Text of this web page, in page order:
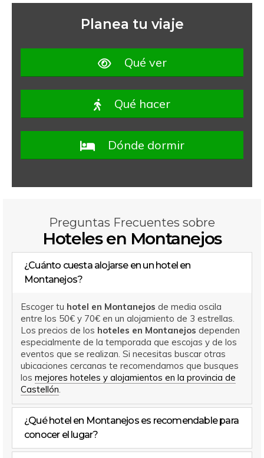
Planea tu viaje
Qué ver
Qué hacer
Dónde dormir
Preguntas Frecuentes sobre
Hoteles en Montanejos
¿Cuánto cuesta alojarse en un hotel en
Montanejos?
Escoger tu hotel en Montanejos de media oscila
entre los 50€ y 70€ en un alojamiento de 3 estrellas.
Los precios de los hoteles en Montanejos dependen
especialmente de la temporada que escojas y de los
eventos que se realizan. Si necesitas buscar otras
ubicaciones cercanas te recomendamos que busques
los mejores hoteles y alojamientos en la provincia de
Castellón
¿Qué hotel en Montanejos es recomendable para
conocer el lugar?